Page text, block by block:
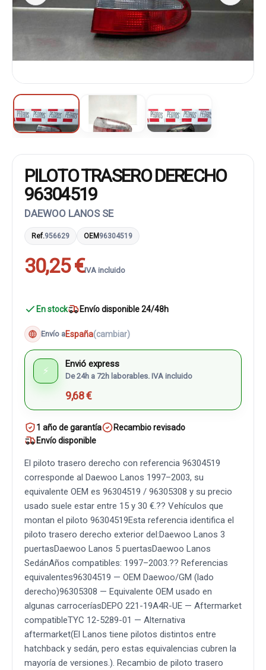
PILOTO TRASERO DERECHO
96304519
DAEWOO LANOS SE
Ref.956629 OEM96304519
30,25 €IVA incluido
En stock Envío disponible 24/48h
Envío aEspaña(cambiar)
⚡
Envió express
De 24h a 72h laborables. IVA incluido
9,68 €
1 año de garantía
Recambio revisado
Envío disponible
El piloto trasero derecho con referencia 96304519
corresponde al Daewoo Lanos 1997–2003, su
equivalente OEM es 96304519 / 96305308 y su precio
usado suele estar entre 15 y 30 €.?? Vehículos que
montan el piloto 96304519Esta referencia identifica el
piloto trasero derecho exterior del:Daewoo Lanos 3
puertasDaewoo Lanos 5 puertasDaewoo Lanos
SedánAños compatibles: 1997–2003.?? Referencias
equivalentes96304519 — OEM Daewoo/GM (lado
derecho)96305308 — Equivalente OEM usado en
algunas carroceríasDEPO 221-19A4R-UE — Aftermarket
compatibleTYC 12-5289-01 — Alternativa
aftermarket(El Lanos tiene pilotos distintos entre
hatchback y sedán, pero estas equivalencias cubren la
mayoría de versiones.). Recambio de piloto trasero